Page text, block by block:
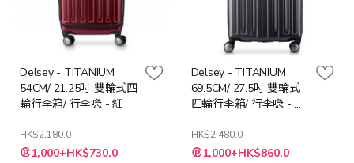
Delsey - TITANIUM
54CM/ 21.25吋 雙輪式四
輪行李箱/ 行李喼 - 紅
HK$2,180.0
特
殊 1,000+HK$730.0
Delsey - TITANIUM
69.5CM/ 27.5吋 雙輪式
四輪行李箱/ 行李喼 - 石
HK$2,480.0
特
殊 1,000+HK$860.0